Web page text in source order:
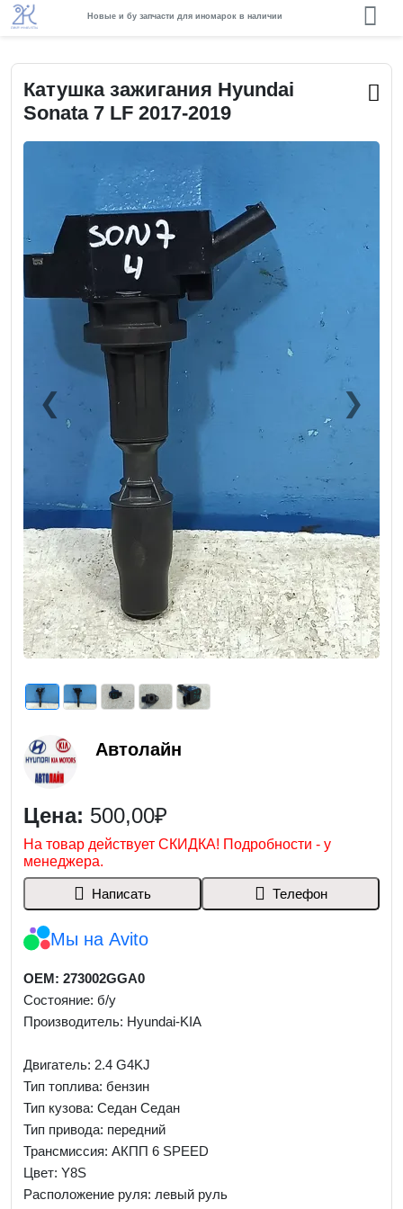
Новые и бу запчасти для иномарок в наличии
Катушка зажигания Hyundai
Sonata 7 LF 2017-2019
❮Previous ❯Next
Автолайн
Цена: 500,00₽
На товар действует СКИДКА! Подробности - у
менеджера.
Написать Телефон
Мы на Avito
OEM: 273002GGA0
Состояние: б/у
Производитель: Hyundai-KIA
Двигатель: 2.4 G4KJ
Тип топлива: бензин
Тип кузова: Седан Седан
Тип привода: передний
Трансмиссия: AКПП 6 SPEED
Цвет: Y8S
Расположение руля: левый руль